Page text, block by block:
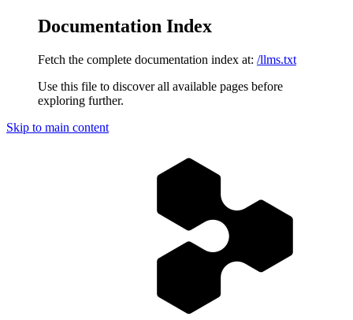
Documentation Index
Fetch the complete documentation index at: /llms.txt
Use this file to discover all available pages before
exploring further.
Skip to main content